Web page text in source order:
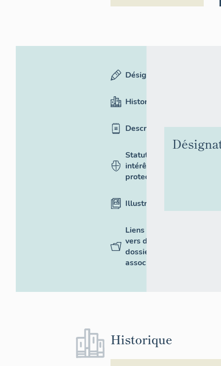
Désignation
Historique
Description
Statut,
intérêt et
protection
Illustrations
Liens
vers des
dossiers
associés
Historique